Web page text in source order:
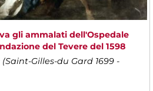
gli ammalati dell'Ospedale
del Tevere del 1598
Gilles-du Gard 1699 -